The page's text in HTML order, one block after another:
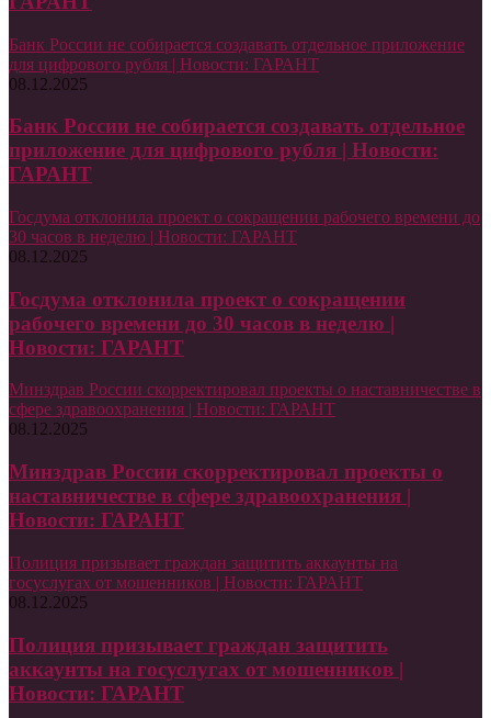
Банк России не собирается создавать отдельное приложение
для цифрового рубля | Новости: ГАРАНТ
08.12.2025
Банк России не собирается создавать отдельное
приложение для цифрового рубля | Новости:
ГАРАНТ
Госдума отклонила проект о сокращении рабочего времени до
30 часов в неделю | Новости: ГАРАНТ
08.12.2025
Госдума отклонила проект о сокращении
рабочего времени до 30 часов в неделю |
Новости: ГАРАНТ
Минздрав России скорректировал проекты о наставничестве в
сфере здравоохранения | Новости: ГАРАНТ
08.12.2025
Минздрав России скорректировал проекты о
наставничестве в сфере здравоохранения |
Новости: ГАРАНТ
Полиция призывает граждан защитить аккаунты на
госуслугах от мошенников | Новости: ГАРАНТ
08.12.2025
Полиция призывает граждан защитить
аккаунты на госуслугах от мошенников |
Новости: ГАРАНТ